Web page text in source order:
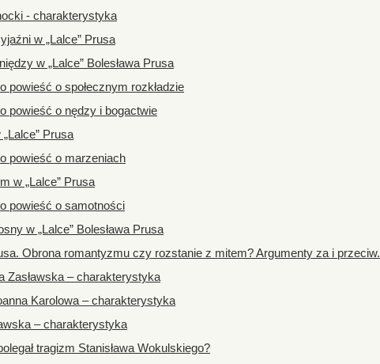
- charakterystyka
w „Lalce” Prusa
w „Lalce” Bolesława Prusa
powieść o społecznym rozkładzie
powieść o nędzy i bogactwie
Prusa
powieść o marzeniach
w „Lalce” Prusa
powieść o samotności
w „Lalce” Bolesława Prusa
Obrona romantyzmu czy rozstanie z mitem? Argumenty za i przeciw.
Zasławska – charakterystyka
Karolowa – charakterystyka
– charakterystyka
tragizm Stanisława Wokulskiego?